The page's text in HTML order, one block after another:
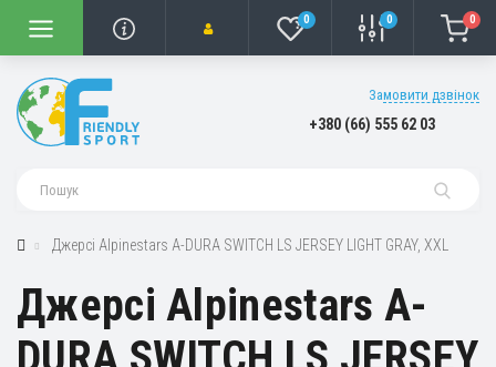
0 0 0
Замовити дзвінок
+380 (66) 555 62 03
Джерсі Alpinestars A-DURA SWITCH LS JERSEY LIGHT GRAY, XXL
Джерсі Alpinestars A-